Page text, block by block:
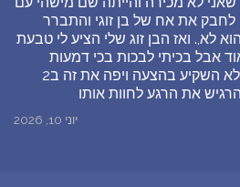
את אח של בן זוגי והתברר
לא,. ואז הבן זוג שלי הציע לי טבעת
אבל בכיתי לבכות בכי דמעות
הרבה כי התבאסתי שהוא לא השקיע בהצעה ויפה את זה ב2
את הרגע לחוות אותו
יוני 10, 2026